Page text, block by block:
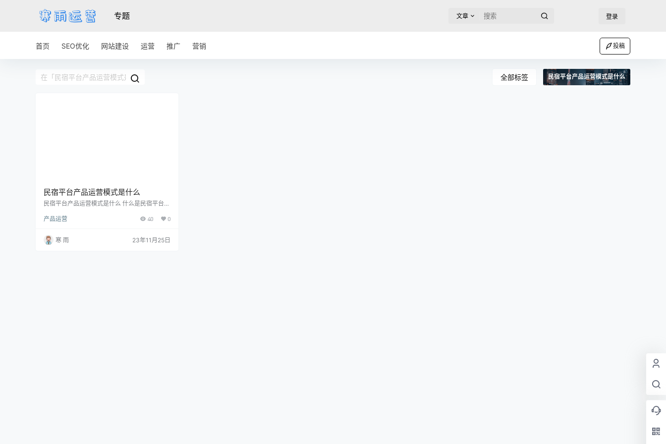
专题 文章 登录
首页 SEO优化 网站建设 运营 推广 营销 投稿
全部标签 民宿平台产品运营模式是什么
民宿平台产品运营模式是什么
民宿平台产品运营模式是什么 什么是民宿平台产
已经成为旅行住宿领域的一匹黑马。民宿平台是
源发布在平台上，供旅行者选择并预定，从而实
现资源共享和互利共赢的模式。民宿平台的产品
产品运营 40 0
寒 雨 23年11月25日